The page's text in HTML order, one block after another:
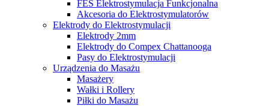
FES Elektrostymulacja Funkcjonalna
Akcesoria do Elektrostymulatorów
Elektrody do Elektrostymulacji
Elektrody 2mm
Elektrody do Compex Chattanooga
Pasy do Elektrostymulacji
Urządzenia do Masażu
Masażery
Wałki i Rollery
Piłki do Masażu